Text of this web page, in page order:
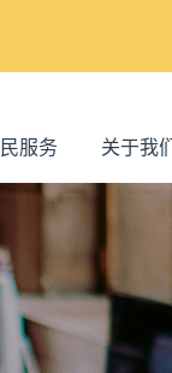
服务 关于我们